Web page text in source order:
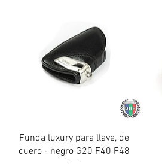
Vista rápida
Funda luxury para llave, de
cuero - negro G20 F40 F48